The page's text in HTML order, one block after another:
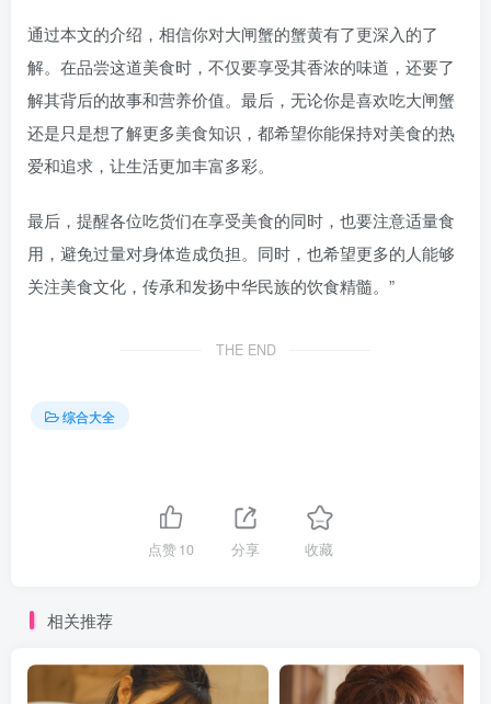
通过本文的介绍，相信你对大闸蟹的蟹黄有了更深入的了
解。在品尝这道美食时，不仅要享受其香浓的味道，还要了
解其背后的故事和营养价值。最后，无论你是喜欢吃大闸蟹
还是只是想了解更多美食知识，都希望你能保持对美食的热
爱和追求，让生活更加丰富多彩。
最后，提醒各位吃货们在享受美食的同时，也要注意适量食
用，避免过量对身体造成负担。同时，也希望更多的人能够
关注美食文化，传承和发扬中华民族的饮食精髓。”
THE END
综合大全
点赞10 分享 收藏
相关推荐